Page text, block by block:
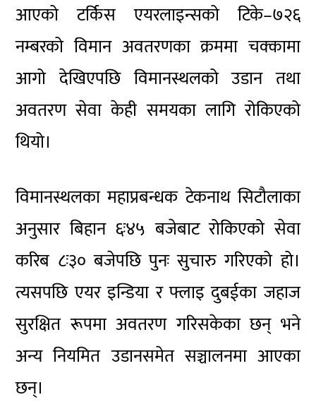
आएको टर्किस एयरलाइन्सको टिके–७२६
नम्बरको विमान अवतरणका क्रममा चक्कामा
आगो देखिएपछि विमानस्थलको उडान तथा
अवतरण सेवा केही समयका लागि रोकिएको
थियो।
विमानस्थलका महाप्रबन्धकटेकनाथ सिटौलाका
अनुसार बिहान ६ः४५ बजेबाट रोकिएको सेवा
करिब ८ः३० बजेपछि पुनः सुचारु गरिएको हो।
त्यसपछि एयर इन्डिया र फ्लाइ दुबईका जहाज
सुरक्षित रूपमा अवतरण गरिसकेका छन् भने
अन्य नियमित उडानसमेत सञ्चालनमा आएका
छन्।